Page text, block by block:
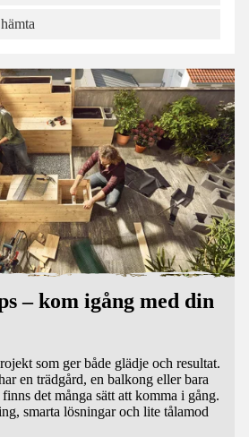
– kom igång med din
som ger både glädje och resultat.
en trädgård, en balkong eller bara
det många sätt att komma i gång.
smarta lösningar och lite tålamod